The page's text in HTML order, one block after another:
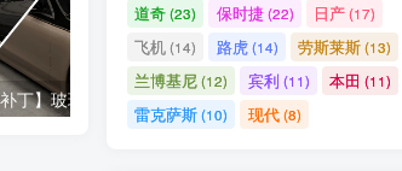
【🛠️必装补丁】玻璃贴图修复补丁
道奇(23) 保时捷(22) 日产(17)
飞机(14) 路虎(14) 劳斯莱斯(13)
兰博基尼(12) 宾利 (11) 本田 (11)
雷克萨斯(10) 现代(8)